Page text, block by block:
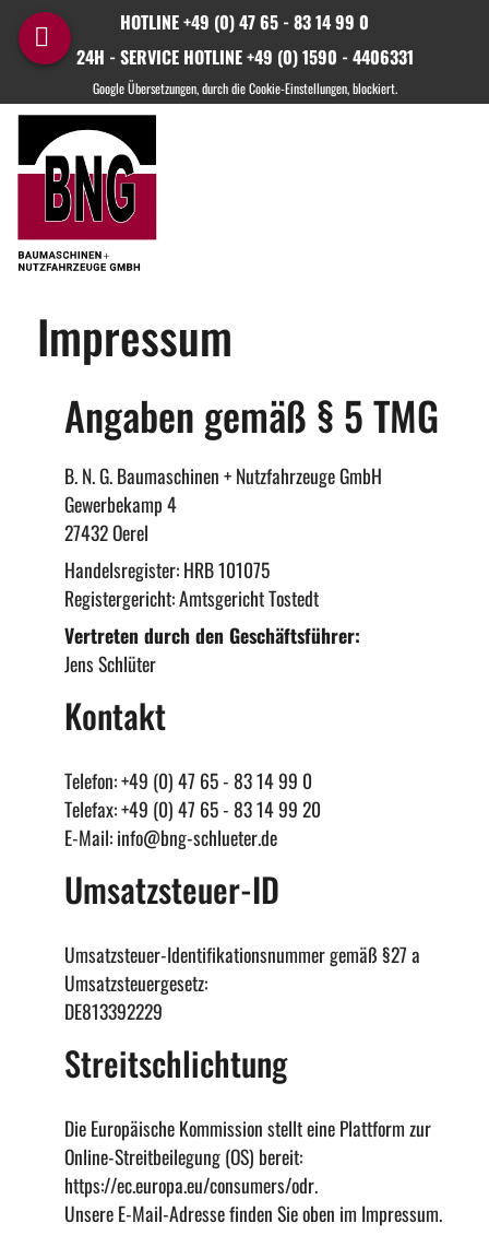
HOTLINE +49 (0) 47 65 - 83 14 99 0
24H - SERVICE HOTLINE +49 (0) 1590 - 4406331
Impressum
Angaben gemäß § 5 TMG
B. N. G. Baumaschinen + Nutzfahrzeuge GmbH
Gewerbekamp 4
27432 Oerel
Handelsregister: HRB 101075
Registergericht: Amtsgericht Tostedt
Vertreten durch den Geschäftsführer:
Jens Schlüter
Kontakt
Telefon: +49 (0) 47 65 - 83 14 99 0
Telefax: +49 (0) 47 65 - 83 14 99 20
E-Mail:info@bng-schlueter.de
Umsatzsteuer-ID
Umsatzsteuer-Identifikationsnummer gemäß §27 a
Umsatzsteuergesetz:
DE813392229
Streitschlichtung
Die Europäische Kommission stellt eine Plattform zur
Online-Streitbeilegung (OS) bereit:
https://ec.europa.eu/consumers/odr.
Unsere E-Mail-Adresse finden Sie oben im Impressum.